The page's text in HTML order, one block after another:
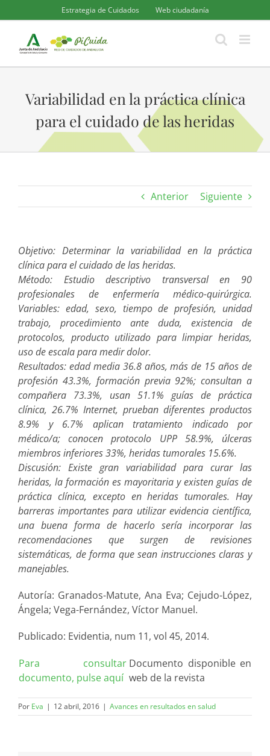
al
contenido
Estrategia de Cuidados Web ciudadanía
Variabilidad en la práctica clínica
para el cuidado de las heridas
Anterior Siguiente
Objetivo: Determinar la variabilidad en la práctica
clínica para el cuidado de las heridas.
Método: Estudio descriptivo transversal en 90
profesionales de enfermería médico-quirúrgica.
Variables: edad, sexo, tiempo de profesión, unidad
trabajo, procedimiento ante duda, existencia de
protocolos, producto utilizado para limpiar heridas,
uso de escala para medir dolor.
Resultados: edad media 36.8 años, más de 15 años de
profesión 43.3%, formación previa 92%; consultan a
compañera 73.3%, usan 51.1% guías de práctica
clínica, 26.7% Internet, prueban diferentes productos
8.9% y 6.7% aplican tratamiento indicado por
médico/a; conocen protocolo UPP 58.9%, úlceras
miembros inferiores 33%, heridas tumorales 15.6%.
Discusión: Existe gran variabilidad para curar las
heridas, la formación es mayoritaria y existen guías de
práctica clínica, excepto en heridas tumorales. Hay
barreras importantes para utilizar evidencia científica,
una buena forma de hacerlo sería incorporar las
recomendaciones que surgen de revisiones
sistemáticas, de forma que sean instrucciones claras y
manejables.
Autoría: Granados-Matute, Ana Eva; Cejudo-López,
Ángela; Vega-Fernández, Víctor Manuel.
Publicado: Evidentia, num 11, vol 45, 2014.
Para consultar
documento, pulse aquí
Documento disponible en
web de la revista
Por Eva | 12 abril, 2016 | Avances en resultados en salud